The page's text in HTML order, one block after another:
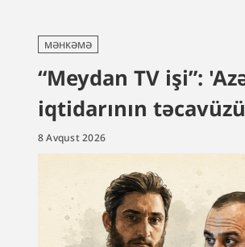
MƏHKƏMƏ
“Meydan TV işi”:
iqtidarının
8 Avqust 2026